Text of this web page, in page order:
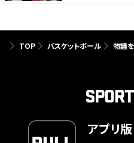
TOP バスケットボール 物議
アプリ版